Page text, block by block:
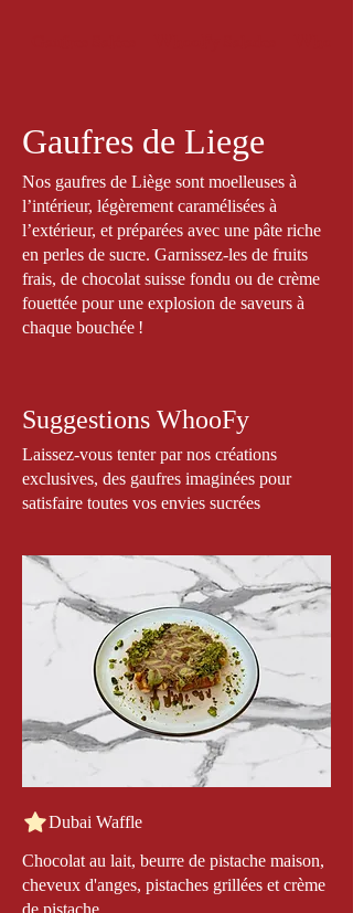
Gaufres de Liege
Nos gaufres de Liège sont moelleuses à
l’intérieur, légèrement caramélisées à
l’extérieur, et préparées avec une pâte riche
en perles de sucre. Garnissez-les de fruits
frais, de chocolat suisse fondu ou de crème
fouettée pour une explosion de saveurs à
chaque bouchée !
Suggestions WhooFy
Laissez-vous tenter par nos créations
exclusives, des gaufres imaginées pour
satisfaire toutes vos envies sucrées
Dubai Waffle
Chocolat au lait, beurre de pistache maison,
cheveux d'anges, pistaches grillées et crème
de pistache